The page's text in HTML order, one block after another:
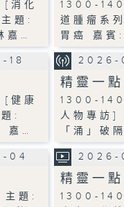
消化
題:
嘉…
1300-
道腫瘤系
胃癌 嘉賓
18
健康
:
嘉…
2026-
精靈一點
1300-
人物專訪]
「涌」破
04
題:
2026-
精靈一點
1300-